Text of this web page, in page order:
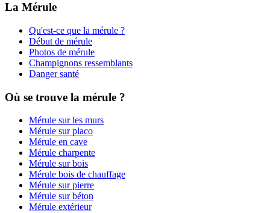
La Mérule
Qu'est-ce que la mérule ?
Début de mérule
Photos de mérule
Champignons ressemblants
Danger santé
Où se trouve la mérule ?
Mérule sur les murs
Mérule sur placo
Mérule en cave
Mérule charpente
Mérule sur bois
Mérule bois de chauffage
Mérule sur pierre
Mérule sur béton
Mérule extérieur